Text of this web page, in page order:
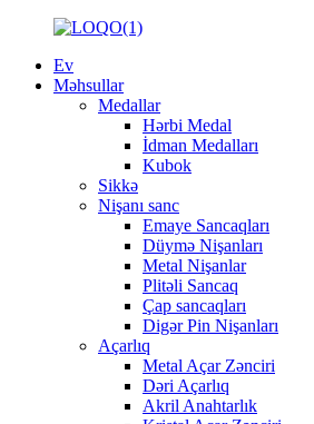
Ev
Məhsullar
Medallar
Hərbi Medal
İdman Medalları
Kubok
Sikkə
Nişanı sanc
Emaye Sancaqları
Düymə Nişanları
Metal Nişanlar
Plitəli Sancaq
Çap sancaqları
Digər Pin Nişanları
Açarlıq
Metal Açar Zənciri
Dəri Açarlıq
Akril Anahtarlık